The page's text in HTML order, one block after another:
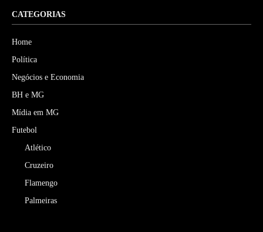
CATEGORIAS
Home
Política
Negócios e Economia
BH e MG
Mídia em MG
Futebol
Atlético
Cruzeiro
Flamengo
Palmeiras